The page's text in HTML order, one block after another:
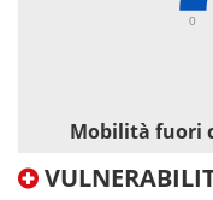
0
Mobilità fuori